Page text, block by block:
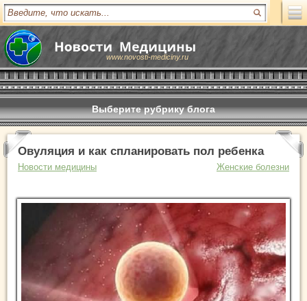
www.novosti-mediciny.ru
Выберите рубрику блога
Овуляция и как спланировать пол ребенка
Новости медицины Женские болезни